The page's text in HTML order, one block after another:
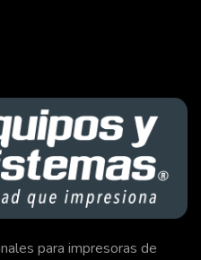
para impresoras de